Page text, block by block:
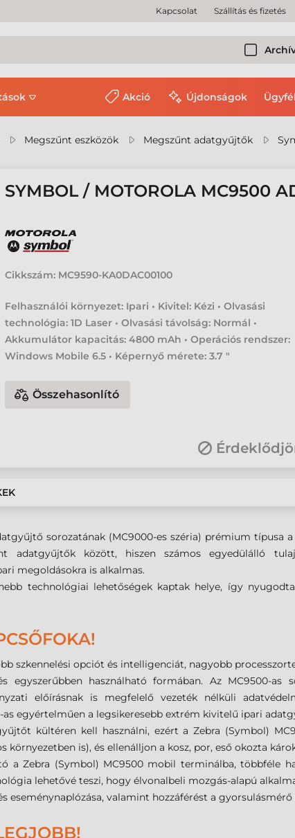
Kapcsolat Szállítás és fizetés
Akció Újdonságok
Megszűnt eszközök Megszűnt adatgyűjtők
SYMBOL / MOTOROLA MC9500
Cikkszám: MC9590-KA0DAC00100
Felhasználói környezet: Ipari • Kivitel: Kézi • Olvasási
technológia: 1D Laser • Olvasási távolság: Normál •
Akkumulátor kapacitás: 4800 mAh • Operációs rendszer:
Windows Mobile 6.5 • Képernyő mérete: 3.7 "
Összehasonlító
sorozatának (MC9000-es széria) prémium típusa a
között, hiszen számos egyedülálló
megoldásokra is alkalmas.
technológiai lehetőségek kaptak helye, így
szkennelési opciót és intelligenciát, nagyobb
használható formában. Az MC9500-as
előírásnak is megfelelő vezeték nélküli
egyértelműen a legsikeresebb extrém kivitelű ipari
kültéren kell használni, ezért a Zebra (Symbol)
is), és ellenálljon a kosz, por, eső okozta
a Zebra (Symbol) MC9500 mobil terminálba, többféle
lehetővé teszi, hogy élvonalbeli mozgás-alapú
eseménynaplózása, valamint hozzáférést a